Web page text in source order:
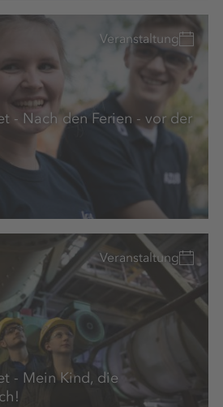
Veranstaltung
- Nach den Ferien - vor der
Veranstaltung
- Mein Kind, die